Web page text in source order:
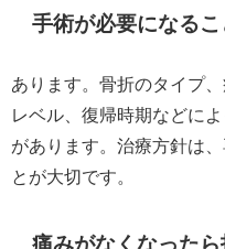
手術が必要になる
あります。骨折のタイプ
レベル、復帰時期などに
があります。治療方針は
とが大切です。
痛みがなくなった